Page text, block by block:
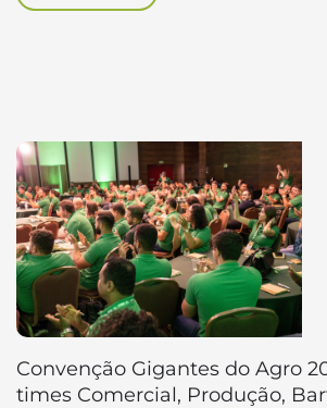
Convenção Gigantes do Agro
times Comercial, Produção,